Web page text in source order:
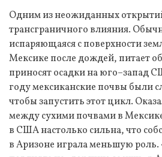
Одним из неожиданных
трансграничного влияния.
испаряющаяся с поверхности
Мексике после дождей, питает
приносят осадки на юго–запад
году мексиканские почвы были
чтобы запустить этот цикл.
между сухими почвами в
в США настолько сильна, что
в Аризоне играла меньшую роль.